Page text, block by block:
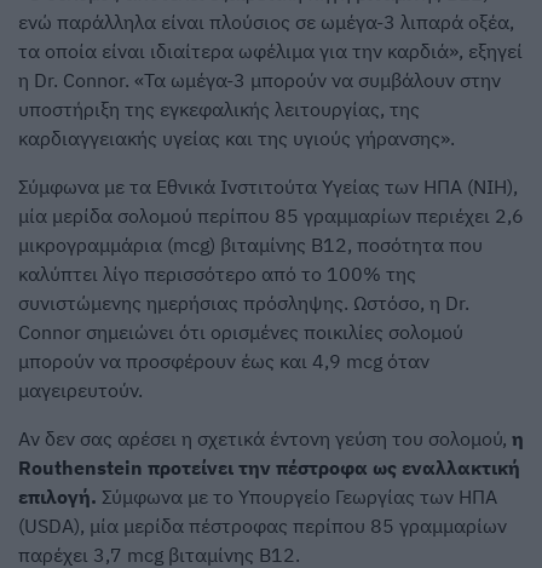
ενώ παράλληλα είναι πλούσιος σε ωμέγα-3 λιπαρά οξέα,
τα οποία είναι ιδιαίτερα ωφέλιμα για την καρδιά», εξηγεί
η Dr. Connor. «Τα ωμέγα-3 μπορούν να συμβάλουν στην
υποστήριξη της εγκεφαλικής λειτουργίας, της
καρδιαγγειακής υγείας και της υγιούς γήρανσης».
Σύμφωνα με τα Εθνικά Ινστιτούτα Υγείας των ΗΠΑ (NIH),
μία μερίδα σολομού περίπου 85 γραμμαρίων περιέχει 2,6
μικρογραμμάρια (mcg) βιταμίνης Β12, ποσότητα που
καλύπτει λίγο περισσότερο από το 100% της
συνιστώμενης ημερήσιας πρόσληψης. Ωστόσο, η Dr.
Connor σημειώνει ότι ορισμένες ποικιλίες σολομού
μπορούν να προσφέρουν έως και 4,9 mcg όταν
μαγειρευτούν.
Αν δεν σας αρέσει η σχετικά έντονη γεύση του σολομού, η
Routhenstein προτείνει την πέστροφα ως εναλλακτική
επιλογή. Σύμφωνα με το Υπουργείο Γεωργίας των ΗΠΑ
(USDA), μία μερίδα πέστροφας περίπου 85 γραμμαρίων
παρέχει 3,7 mcg βιταμίνης Β12.